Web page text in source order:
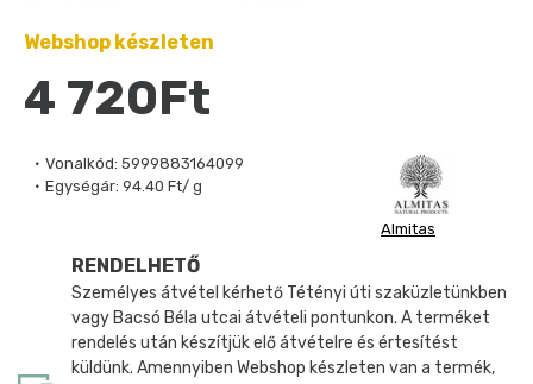
Vonalkód: 5999883164099
Egységár: 94.40 Ft/ g
Almitas
Webshop készleten
4 720Ft
RENDELHETŐ
Személyes átvétel kérhető Tétényi úti szaküzletünkben
vagy Bacsó Béla utcai átvételi pontunkon. A terméket
rendelés után készítjük elő átvételre és értesítést
küldünk. Amennyiben Webshop készleten van a termék,